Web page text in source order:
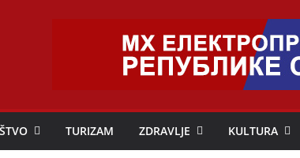
TURIZAM ZDRAVLJE KULTURA